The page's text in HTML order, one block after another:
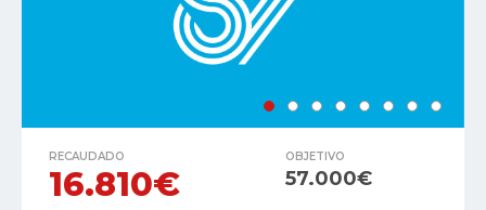
RECAUDADO
16.810€
OBJETIVO
57.000€